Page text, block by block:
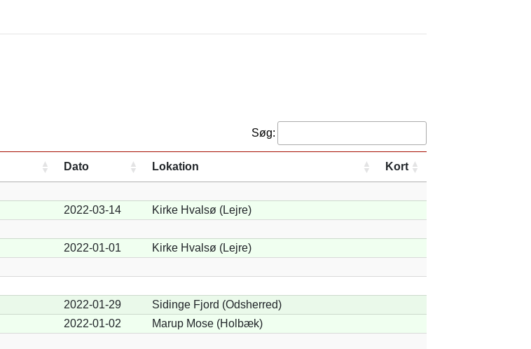
Søg:
Dato Lokation Kort
2022-03-14
Kirke Hvalsø (Lejre)
2022-01-01
Kirke Hvalsø (Lejre)
2022-01-29
Sidinge Fjord (Odsherred)
2022-01-02
Marup Mose (Holbæk)